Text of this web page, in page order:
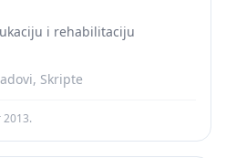
је и питање
i rehabilitaciju
Skripte
2013.